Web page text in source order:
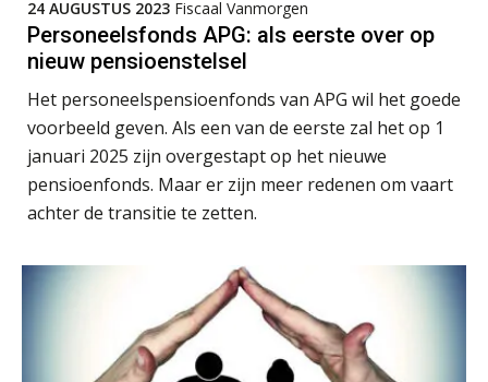
24 AUGUSTUS 2023 Fiscaal Vanmorgen
Personeelsfonds APG: als eerste over op
nieuw pensioenstelsel
Het personeelspensioenfonds van APG wil het goede
voorbeeld geven. Als een van de eerste zal het op 1
januari 2025 zijn overgestapt op het nieuwe
pensioenfonds. Maar er zijn meer redenen om vaart
achter de transitie te zetten.
Michiel Pouwels
Hans Tabak